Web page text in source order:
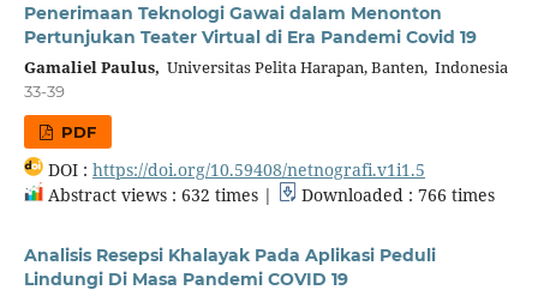
Penerimaan Teknologi Gawai dalam Menonton
Pertunjukan Teater Virtual di Era Pandemi Covid 19
Gamaliel Paulus, Universitas Pelita Harapan, Banten, Indonesia
33-39
PDF
DOI : https://doi.org/10.59408/netnografi.v1i1.5
Abstract views : 632 times |
Downloaded : 766 times
Analisis Resepsi Khalayak Pada Aplikasi Peduli
Lindungi Di Masa Pandemi COVID 19